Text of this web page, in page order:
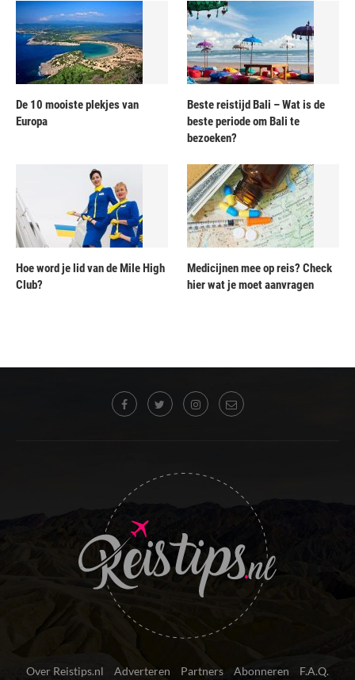
De 10 mooiste plekjes van
Europa
Beste reistijd Bali – Wat is de
beste periode om Bali te
bezoeken?
Hoe word je lid van de Mile High
Club?
Medicijnen mee op reis? Check
hier wat je moet aanvragen
Over Reistips.nl Adverteren Partners Abonneren F.A.Q.